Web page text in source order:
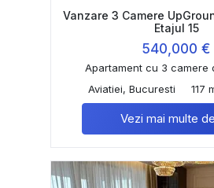
Vanzare 3 Camere
Etajul 15
540,000 €
Apartament cu 3 camere
Aviatiei, Bucuresti
117
Vezi mai multe